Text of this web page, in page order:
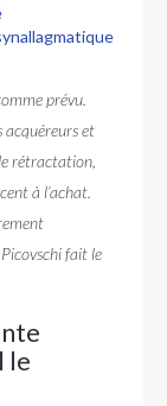
prévu.
acquéreurs et
rétractation,
à l’achat.
fait le
le